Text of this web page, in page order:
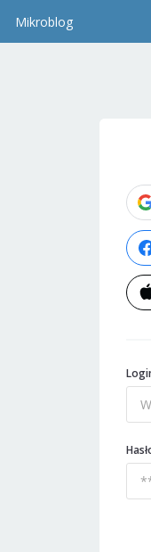
Mikroblog